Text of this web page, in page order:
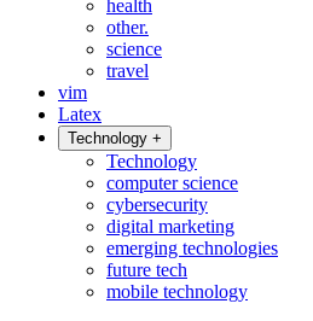
health
other.
science
travel
vim
Latex
Technology +
Technology
computer science
cybersecurity
digital marketing
emerging technologies
future tech
mobile technology